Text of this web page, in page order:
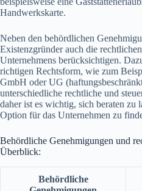
Handwerkskarte.
Neben den behördlichen
Existenzgründer auch die
Unternehmens berücksichtigen.
richtigen Rechtsform, wie zum
GmbH oder UG
unterschiedliche rechtliche und
daher ist es wichtig, sich beraten zu
Option für das Unternehmen zu
Behördliche Genehmigungen und
Überblick:
Behördliche